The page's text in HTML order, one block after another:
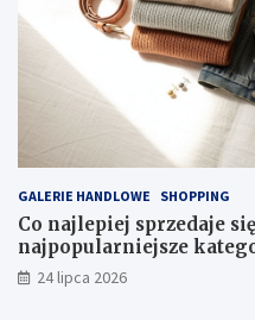
GALERIE HANDLOWE SHOPPING
Co najlepiej sprzedaje
najpopularniejsze
24 lipca 2026